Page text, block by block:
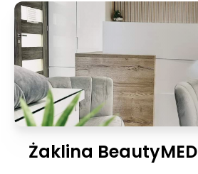
Żaklina BeautyMED